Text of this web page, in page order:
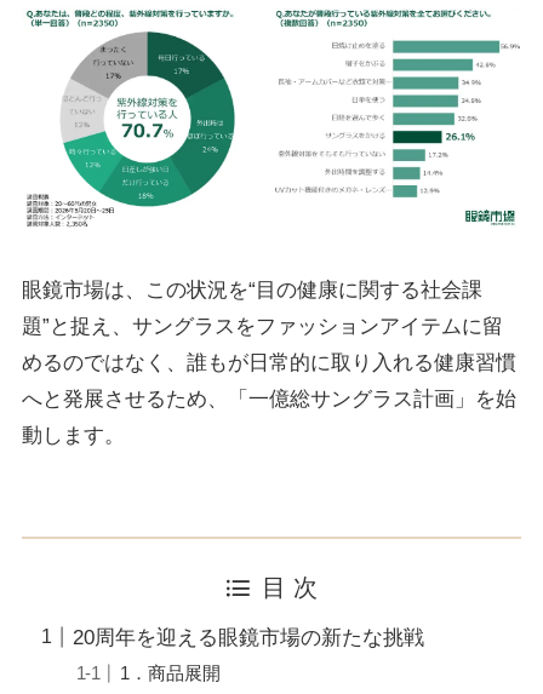
眼鏡市場は、この状況を“目の健康に関する社会課
題”と捉え、サングラスをファッションアイテムに留
めるのではなく、誰もが日常的に取り入れる健康習慣
へと発展させるため、「一億総サングラス計画」を始
動します。
目 次
20周年を迎える眼鏡市場の新たな挑戦
1．商品展開